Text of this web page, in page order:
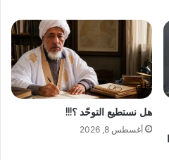
هل نستطيع التوحّد ؟!!!
أغسطس 8, 2026